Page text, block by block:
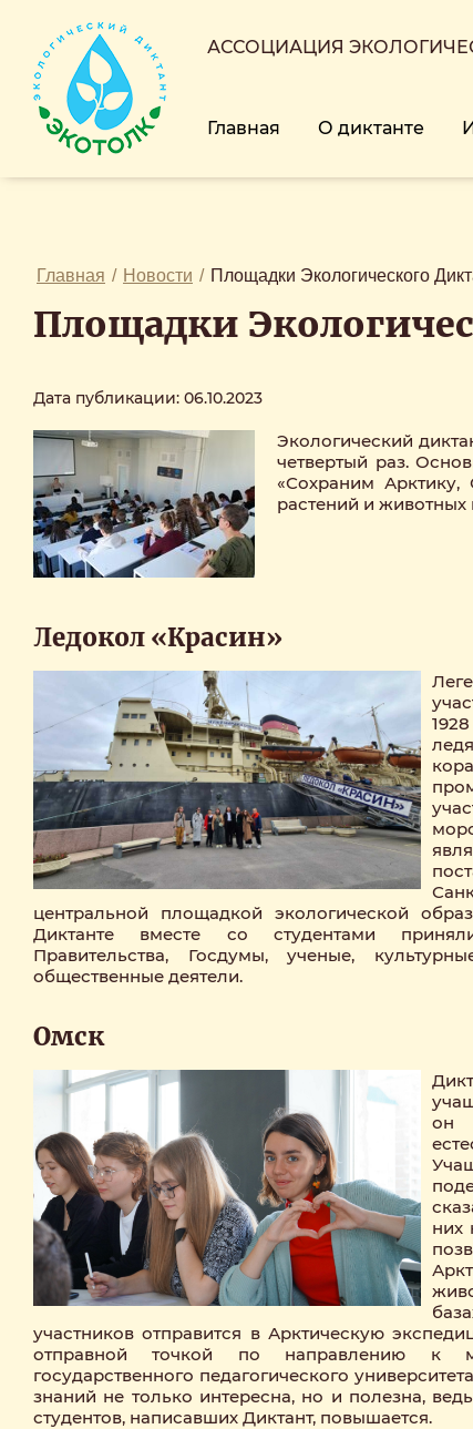
АССОЦИАЦИЯ
Главная О диктанте
Главная / Новости / Площадки Экологического
Площадки
Дата публикации: 06.10.2023
Экологический
четвертый раз.
«Сохраним
растений и животных
Ледокол «Красин»
центральной площадкой экологической
Диктанте вместе со студентами
Правительства, Госдумы, ученые,
общественные деятели.
Омск
них
участников отправится в Арктическую
отправной точкой по направлению к
государственного педагогического
знаний не только интересна, но и полезна,
студентов, написавших Диктант, повышается.